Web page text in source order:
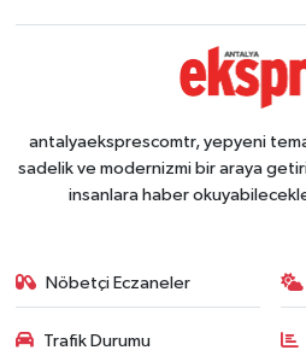
antalyaeksprescomtr, yepyeni
sadelik ve modernizmi bir araya
insanlara haber
Nöbetçi Eczaneler
Trafik Durumu